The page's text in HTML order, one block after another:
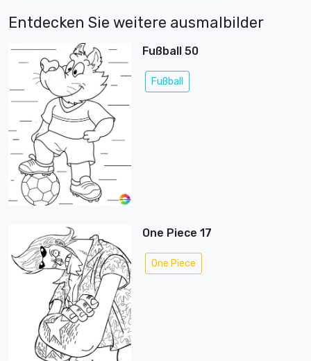
Entdecken Sie weitere ausmalbilder
Fußball 50
Fußball
One Piece 17
One Piece